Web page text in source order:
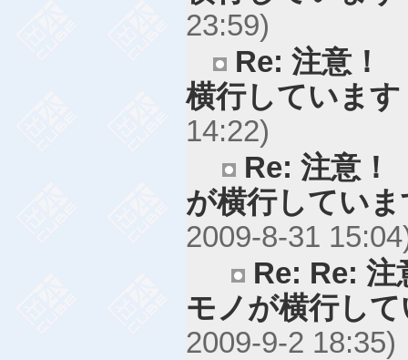
23:59)
Re: 注意！
横行しています
14:22)
Re: 注意
が横行していま
2009-8-31
Re: Re:
モノが横行し
2009-9-2 18:35)